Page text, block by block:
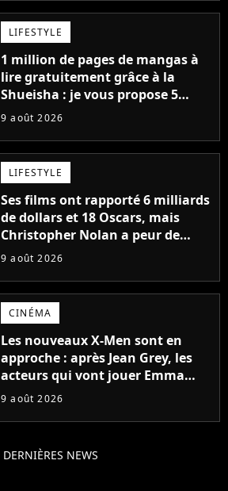
LIFESTYLE
1 million de pages de mangas à
lire gratuitement grâce à la
Shueisha : je vous propose 5
mangas jamais sortis en France
9 août 2026
LIFESTYLE
Ses films ont rapporté 6 milliards
de dollars et 18 Oscars, mais
Christopher Nolan a peur de
tourner un genre de films très
9 août 2026
CINÉMA
Les nouveaux X-Men sont en
approche : après Jean Grey, les
acteurs qui vont jouer Emma
Frost et Cyclope trouvés !
9 août 2026
DERNIÈRES NEWS